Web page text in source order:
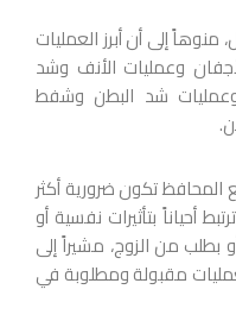
إلى أن أبرز العمليات
وعمليات الأنف وشد
وعمليات شد البطن وشفط
تكون ضرورية أكثر
أحياناً بتأثيرات نفسية أو
بطلب من الزوج، مشيراً إلى
مقبولة ومطلوبة في